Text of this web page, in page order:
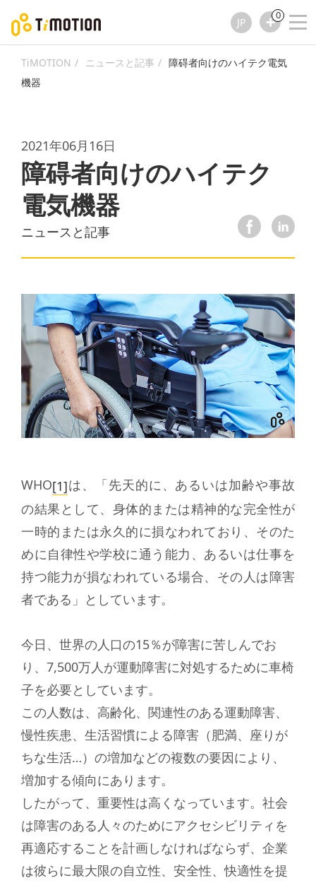
JP
0
TiMOTION ニュースと記事
障碍者向けのハイテク電気
機器
2021年06月16日
障碍者向けのハイテク
電気機器
ニュースと記事
WHO[1]は、「先天的に、あるいは加齢や事故
の結果として、身体的または精神的な完全性が
一時的または永久的に損なわれており、そのた
めに自律性や学校に通う能力、あるいは仕事を
持つ能力が損なわれている場合、その人は障害
者である」としています。
今日、世界の人口の15％が障害に苦しんでお
り、7,500万人が運動障害に対処するために車椅
子を必要としています。
この人数は、高齢化、関連性のある運動障害、
慢性疾患、生活習慣による障害（肥満、座りが
ちな生活…）の増加などの複数の要因により、
増加する傾向にあります。
したがって、重要性は高くなっています。社会
は障害のある人々のためにアクセシビリティを
再適応することを計画しなければならず、企業
は彼らに最大限の自立性、安全性、快適性を提